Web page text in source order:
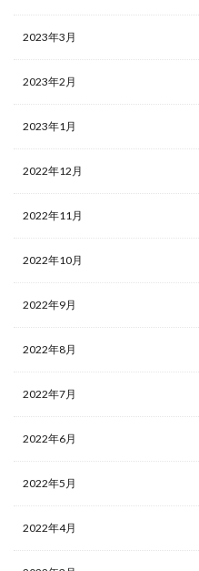
2023年3月
2023年2月
2023年1月
2022年12月
2022年11月
2022年10月
2022年9月
2022年8月
2022年7月
2022年6月
2022年5月
2022年4月